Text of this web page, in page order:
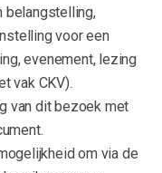
belangstelling,
voor een
evenement, lezing
vak CKV).
van dit bezoek met
om via de